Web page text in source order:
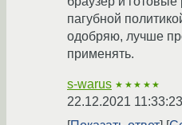
пагубной
одобряю, лучше
применять.
s-warus ★★★★★
22.12.2021